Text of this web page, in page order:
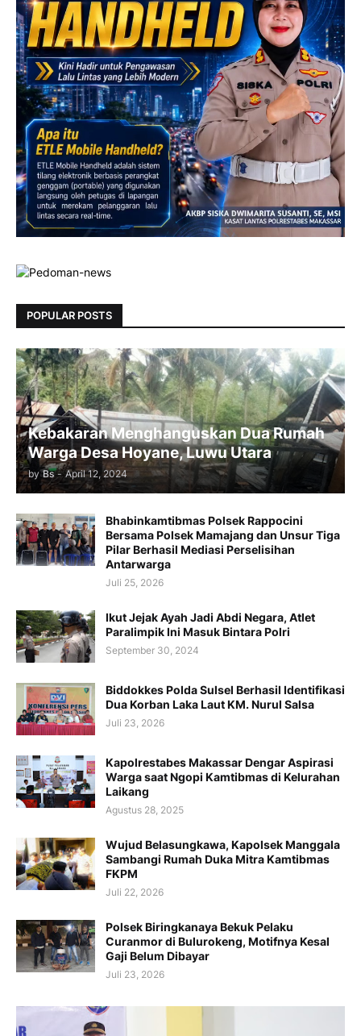
POPULAR POSTS
Kebakaran Menghanguskan Dua Rumah
Warga Desa Hoyane, Luwu Utara
by Bs - April 12, 2024
Bhabinkamtibmas Polsek Rappocini
Bersama Polsek Mamajang dan Unsur Tiga
Pilar Berhasil Mediasi Perselisihan
Antarwarga
Juli 25, 2026
Ikut Jejak Ayah Jadi Abdi Negara, Atlet
Paralimpik Ini Masuk Bintara Polri
September 30, 2024
Biddokkes Polda Sulsel Berhasil Identifikasi
Dua Korban Laka Laut KM. Nurul Salsa
Juli 23, 2026
Kapolrestabes Makassar Dengar Aspirasi
Warga saat Ngopi Kamtibmas di Kelurahan
Laikang
Agustus 28, 2025
Wujud Belasungkawa, Kapolsek Manggala
Sambangi Rumah Duka Mitra Kamtibmas
FKPM
Juli 22, 2026
Polsek Biringkanaya Bekuk Pelaku
Curanmor di Bulurokeng, Motifnya Kesal
Gaji Belum Dibayar
Juli 23, 2026